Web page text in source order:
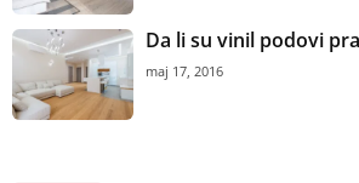
Da li su vinil podovi
maj 17, 2016